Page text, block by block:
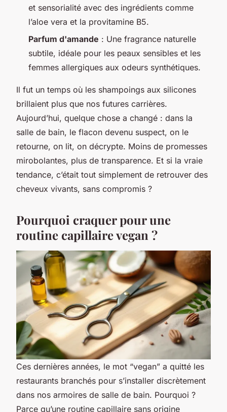
et sensorialité avec des ingrédients comme
l’aloe vera et la provitamine B5.
Parfum d'amande : Une fragrance naturelle
subtile, idéale pour les peaux sensibles et les
femmes allergiques aux odeurs synthétiques.
Il fut un temps où les shampoings aux silicones
brillaient plus que nos futures carrières.
Aujourd’hui, quelque chose a changé : dans la
salle de bain, le flacon devenu suspect, on le
retourne, on lit, on décrypte. Moins de promesses
mirobolantes, plus de transparence. Et si la vraie
tendance, c’était tout simplement de retrouver des
cheveux vivants, sans compromis ?
Pourquoi craquer pour une
routine capillaire vegan ?
Ces dernières années, le mot “vegan” a quitté les
restaurants branchés pour s’installer discrètement
dans nos armoires de salle de bain. Pourquoi ?
Parce qu’une routine capillaire sans origine